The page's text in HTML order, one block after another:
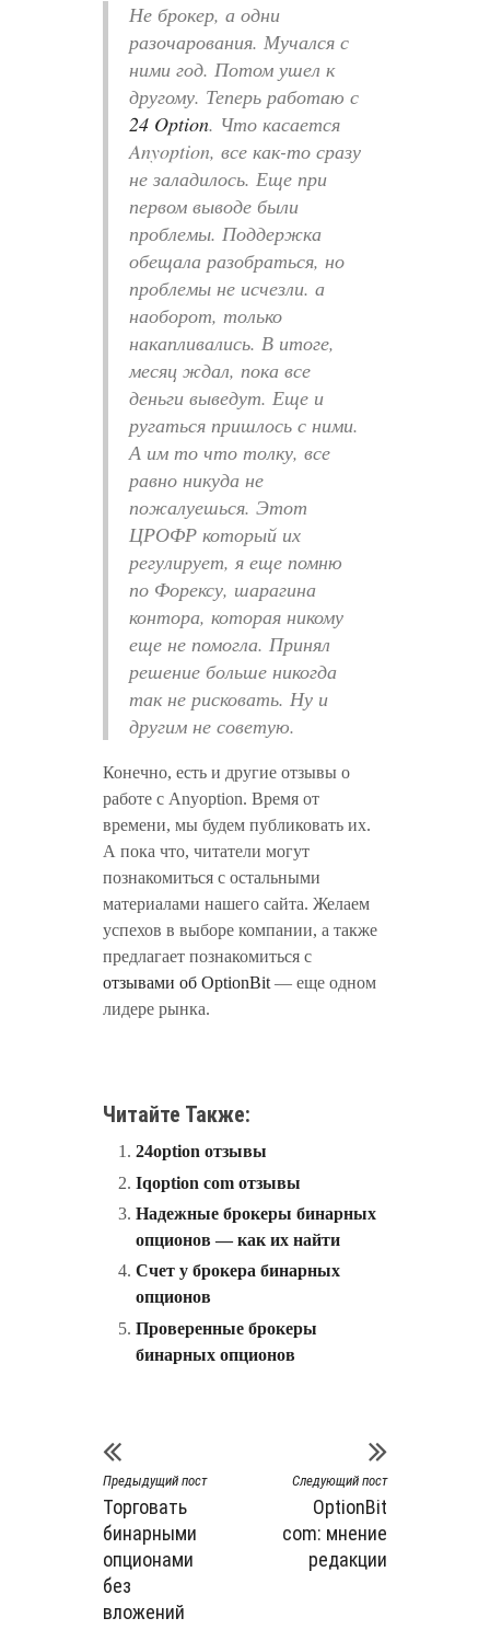
Не брокер, а одни
разочарования. Мучался с
ними год. Потом ушел к
другому. Теперь работаю с
24 Option. Что касается
Anyoption, все как-то сразу
не заладилось. Еще при
первом выводе были
проблемы. Поддержка
обещала разобраться, но
проблемы не исчезли. а
наоборот, только
накапливались. В итоге,
месяц ждал, пока все
деньги выведут. Еще и
ругаться пришлось с ними.
А им то что толку, все
равно никуда не
пожалуешься. Этот
ЦРОФР который их
регулирует, я еще помню
по Форексу, шарагина
контора, которая никому
еще не помогла. Принял
решение больше никогда
так не рисковать. Ну и
другим не советую.
Конечно, есть и другие отзывы о
работе с Anyoption. Время от
времени, мы будем публиковать их.
А пока что, читатели могут
познакомиться с остальными
материалами нашего сайта. Желаем
успехов в выборе компании, а также
предлагает познакомиться с
отзывами об OptionBit — еще одном
лидере рынка.
Читайте Также:
24option отзывы
Iqoption com отзывы
Надежные брокеры бинарных
опционов — как их найти
Счет у брокера бинарных
опционов
Проверенные брокеры
бинарных опционов
Предыдущий пост
Торговать
бинарными
опционами
без
вложений
Следующий пост
OptionBit
com: мнение
редакции